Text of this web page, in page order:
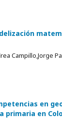
Campillo,Jorge
en
primaria en